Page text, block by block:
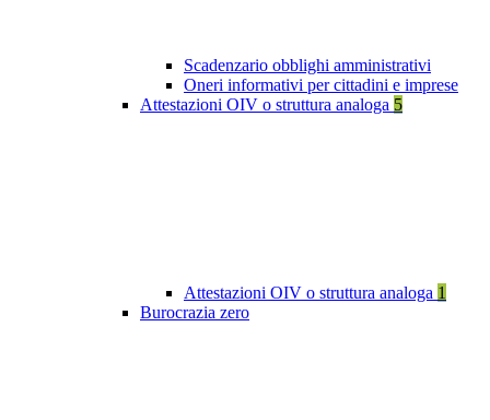
Scadenzario obblighi amministrativi
Oneri informativi per cittadini e imprese
Attestazioni OIV o struttura analoga 5
Attestazioni OIV o struttura analoga 1
Burocrazia zero